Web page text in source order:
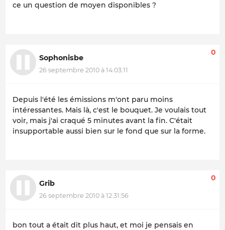
ce un question de moyen disponibles ?
Sophonisbe
26 septembre 2010 à 14:03:11
0
Depuis l'été les émissions m'ont paru moins
intéressantes. Mais là, c'est le bouquet. Je voulais tout
voir, mais j'ai craqué 5 minutes avant la fin. C'était
insupportable aussi bien sur le fond que sur la forme.
Grib
26 septembre 2010 à 12:31:56
0
bon tout a était dit plus haut, et moi je pensais en